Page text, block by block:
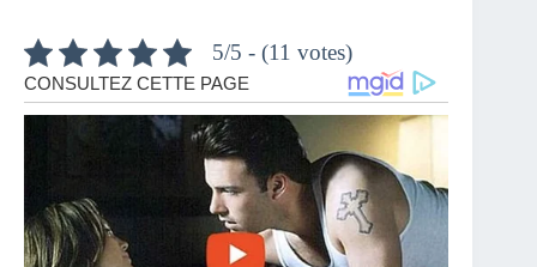
5/5 - (11 votes)